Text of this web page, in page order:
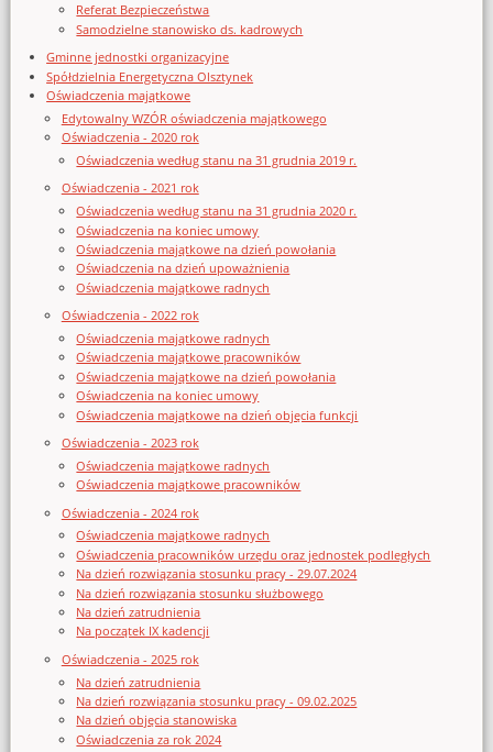
Referat Bezpieczeństwa
Samodzielne stanowisko ds. kadrowych
Gminne jednostki organizacyjne
Spółdzielnia Energetyczna Olsztynek
Oświadczenia majątkowe
Edytowalny WZÓR oświadczenia majątkowego
Oświadczenia - 2020 rok
Oświadczenia według stanu na 31 grudnia 2019 r.
Oświadczenia - 2021 rok
Oświadczenia według stanu na 31 grudnia 2020 r.
Oświadczenia na koniec umowy
Oświadczenia majątkowe na dzień powołania
Oświadczenia na dzień upoważnienia
Oświadczenia majątkowe radnych
Oświadczenia - 2022 rok
Oświadczenia majątkowe radnych
Oświadczenia majątkowe pracowników
Oświadczenia majątkowe na dzień powołania
Oświadczenia na koniec umowy
Oświadczenia majątkowe na dzień objęcia funkcji
Oświadczenia - 2023 rok
Oświadczenia majątkowe radnych
Oświadczenia majątkowe pracowników
Oświadczenia - 2024 rok
Oświadczenia majątkowe radnych
Oświadczenia pracowników urzędu oraz jednostek podległych
Na dzień rozwiązania stosunku pracy - 29.07.2024
Na dzień rozwiązania stosunku służbowego
Na dzień zatrudnienia
Na początek IX kadencji
Oświadczenia - 2025 rok
Na dzień zatrudnienia
Na dzień rozwiązania stosunku pracy - 09.02.2025
Na dzień objęcia stanowiska
Oświadczenia za rok 2024